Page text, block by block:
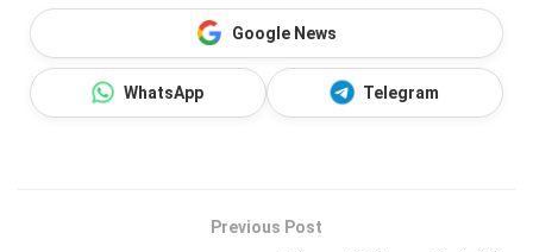
Google News
WhatsApp Telegram
Previous Post